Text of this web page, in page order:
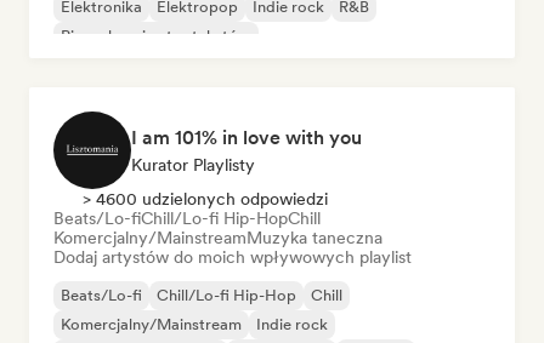
Elektronika
Elektropop Indie rock
R&B
Piosenkarz i autor tekstów
I am 101% in love with you
Kurator Playlisty
> 4600 udzielonych odpowiedzi
Beats/Lo-fiChill/Lo-fi Hip-HopChill
Komercjalny/MainstreamMuzyka taneczna
Dodaj artystów do moich wpływowych playlist
Beats/Lo-fi Chill/Lo-fi Hip-Hop
Chill
Komercjalny/Mainstream
Indie rock